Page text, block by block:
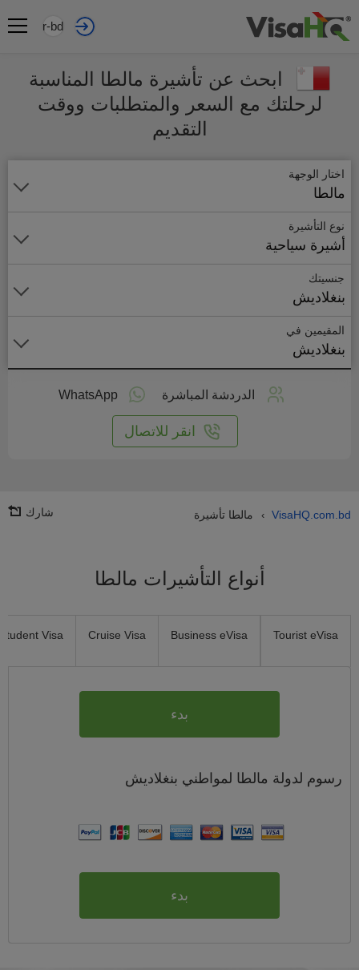
ar-bd
ابحث عن تأشيرة مالطا المناسبة
لرحلتك مع السعر والمتطلبات ووقت
التقديم
اختار الوجهة
مالطا
نوع التأشيرة
أشيرة سياحية
جنسيتك
بنغلاديش
المقيمين في
بنغلاديش
الدردشة المباشرة WhatsApp
انقر للاتصال
VisaHQ.com.bd
› مالطا تأشيرة شارك
أنواع التأشيرات مالطا
Tourist eVisa
Business eVisa
Cruise Visa
Student Visa
بدء
رسوم لدولة مالطا لمواطني بنغلاديش
بدء